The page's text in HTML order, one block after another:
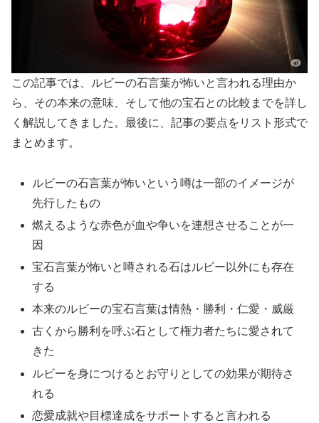
この記事では、ルビーの石言葉が怖いと言われる理由か
ら、その本来の意味、そして他の宝石との比較までを詳し
く解説してきました。最後に、記事の要点をリスト形式で
まとめます。
ルビーの石言葉が怖いという噂は一部のイメージが
先行したもの
燃えるような赤色が血や争いを連想させることが一
因
宝石言葉が怖いと噂される石はルビー以外にも存在
する
本来のルビーの宝石言葉は情熱・勝利・仁愛・威厳
古くから勝利を呼ぶ石として権力者たちに愛されて
きた
ルビーを身につけるとお守りとしての効果が期待さ
れる
恋愛成就や目標達成をサポートすると言われる